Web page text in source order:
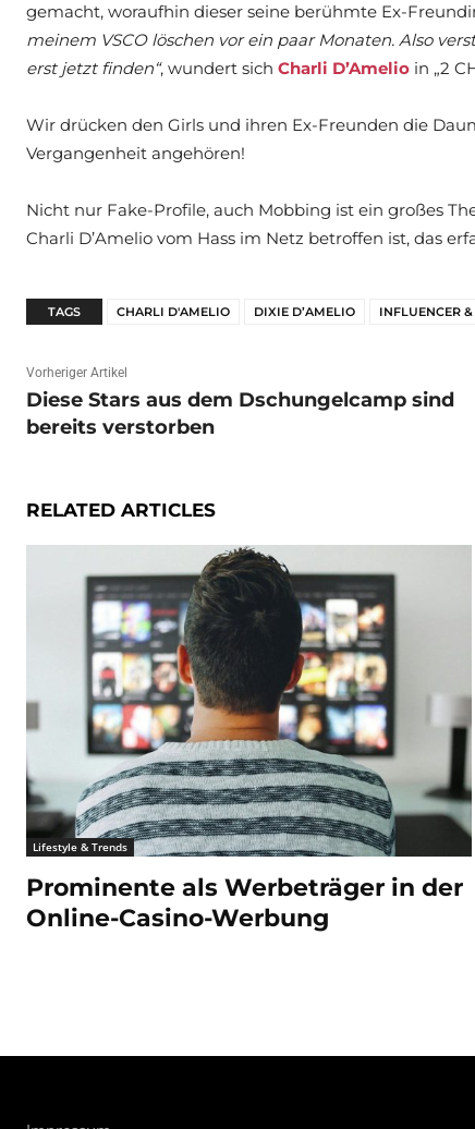
gemacht, woraufhin dieser seine berühmte Ex-
meinem VSCO löschen vor ein paar Monaten. Also
erst jetzt finden“, wundert sich Charli D’Amelio in „2
Wir drücken den Girls und ihren Ex-Freunden die
Vergangenheit angehören!
Nicht nur Fake-Profile, auch Mobbing ist ein großes
Charli D’Amelio vom Hass im Netz betroffen ist, das
TAGS CHARLI D'AMELIO DIXIE D’AMELIO INFLUENCER
Vorheriger Artikel
Diese Stars aus dem Dschungelcamp sind
bereits verstorben
RELATED ARTICLES
Lifestyle & Trends
Prominente als Werbeträger in der
Online-Casino-Werbung